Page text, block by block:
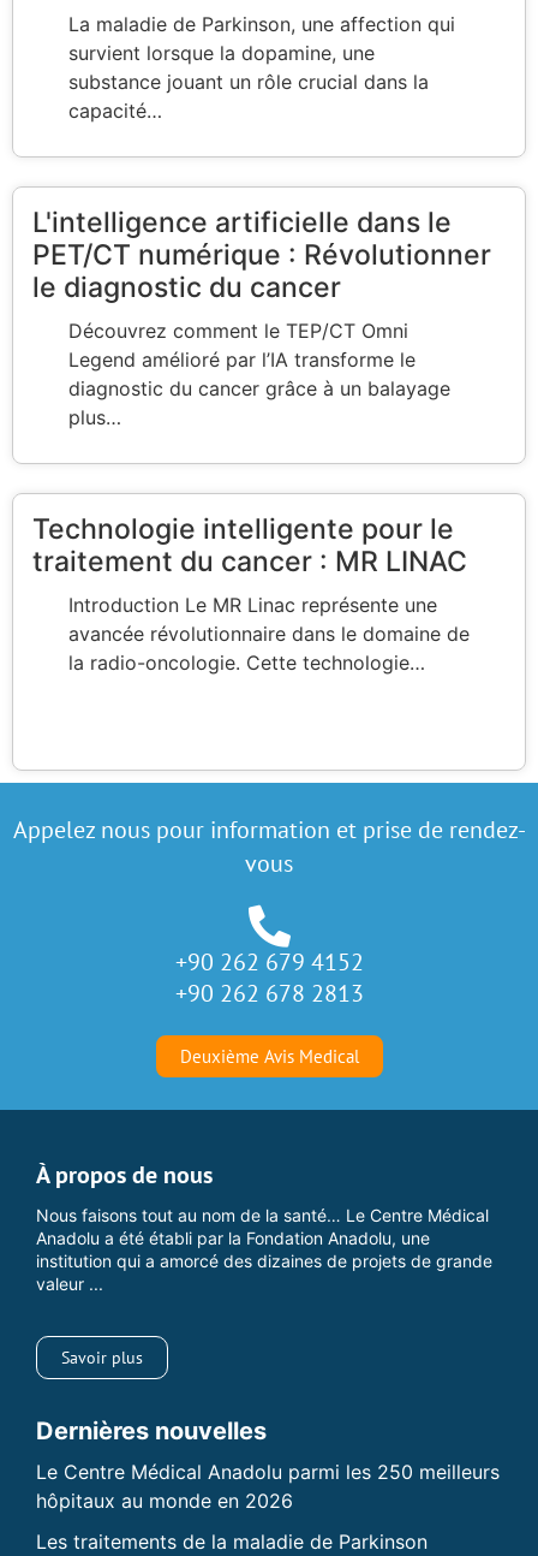
La maladie de Parkinson, une affection qui
survient lorsque la dopamine, une
substance jouant un rôle crucial dans la
capacité…
L'intelligence artificielle dans le
PET/CT numérique : Révolutionner
le diagnostic du cancer
Découvrez comment le TEP/CT Omni
Legend amélioré par l’IA transforme le
diagnostic du cancer grâce à un balayage
plus…
Technologie intelligente pour le
traitement du cancer : MR LINAC
Introduction Le MR Linac représente une
avancée révolutionnaire dans le domaine de
la radio-oncologie. Cette technologie…
Appelez nous pour information et prise de rendez-
vous
+90 262 679 4152
+90 262 678 2813
Deuxième Avis Medical
À propos de nous
Nous faisons tout au nom de la santé… Le Centre Médical
Anadolu a été établi par la Fondation Anadolu, une
institution qui a amorcé des dizaines de projets de grande
valeur ...
Savoir plus
Dernières nouvelles
Le Centre Médical Anadolu parmi les 250 meilleurs
hôpitaux au monde en 2026
Les traitements de la maladie de Parkinson